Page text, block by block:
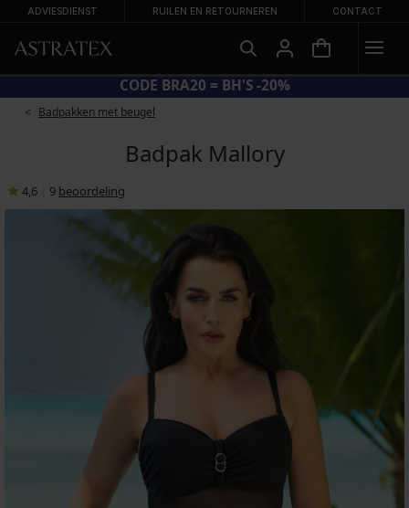
ADVIESDIENST RUILEN EN RETOURNEREN CONTACT
GROTE SUMMER SALE TOT -70 %
Badpakken met beugel
Badpak Mallory
4,6 9 beoordeling